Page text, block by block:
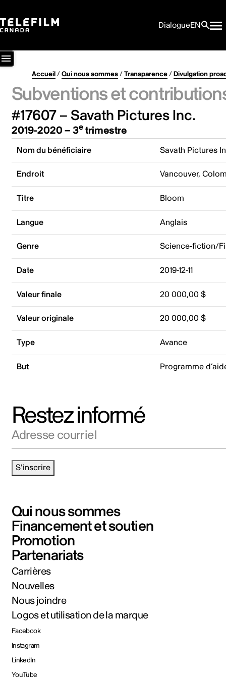
DialogueEN
Accueil/Qui nous sommes/Transparence/Divulgation
Subventions et
#17607 – Savath Pictures Inc.
2019-2020 – 3etrimestre
Nom du bénéficiaire Savath Pictures
Endroit Vancouver,
Titre Bloom
Langue Anglais
Genre Science-fiction/
Date 2019-12-11
Valeur finale 20 000,00 $
Valeur originale 20 000,00 $
Type Avance
But Programme
Restez informé
S'inscrire
Qui nous sommes
Financement et soutien
Promotion
Partenariats
Carrières
Nouvelles
Nous joindre
Logos et utilisation de la marque
Facebook
Instagram
LinkedIn
YouTube